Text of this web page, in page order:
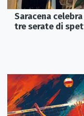
Saracena
tre serate di